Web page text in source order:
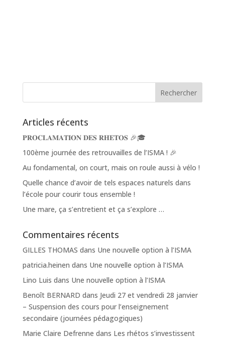
Articles récents
𝐏𝐑𝐎𝐂𝐋𝐀𝐌𝐀𝐓𝐈𝐎𝐍 𝐃𝐄𝐒 𝐑𝐇𝐄𝐓𝐎𝐒 🎉🎓
100ème journée des retrouvailles de l’ISMA ! 🎉
Au fondamental, on court, mais on roule aussi à vélo !
Quelle chance d’avoir de tels espaces naturels dans
l’école pour courir tous ensemble !
Une mare, ça s’entretient et ça s’explore …
Commentaires récents
GILLES THOMAS dans Une nouvelle option à l’ISMA
patricia.heinen dans Une nouvelle option à l’ISMA
Lino Luis dans Une nouvelle option à l’ISMA
Benoît BERNARD dans Jeudi 27 et vendredi 28 janvier
– Suspension des cours pour l’enseignement
secondaire (journées pédagogiques)
Marie Claire Defrenne dans Les rhétos s’investissent